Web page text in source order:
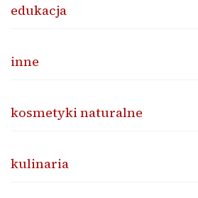
edukacja
inne
kosmetyki naturalne
kulinaria